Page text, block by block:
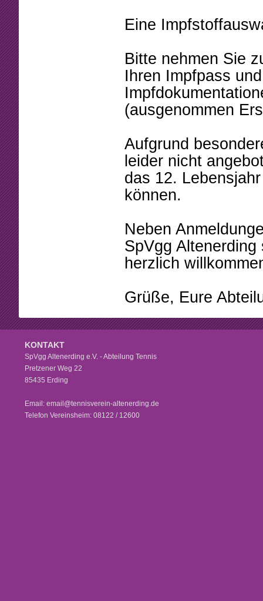
Eine
Bitte nehmen Sie
Ihren Impfpass
(ausgenommen
Aufgrund
leider nicht
das 12.
können.
Neben
SpVgg
herzlich
Grüße, Eure
KONTAKT
SpVgg Altenerding e.V. - Abteilung Tennis
Pretzener Weg 22
85435 Erding
Email: email@tennisverein-altenerding.de
Telefon Vereinsheim: 08122 / 12600